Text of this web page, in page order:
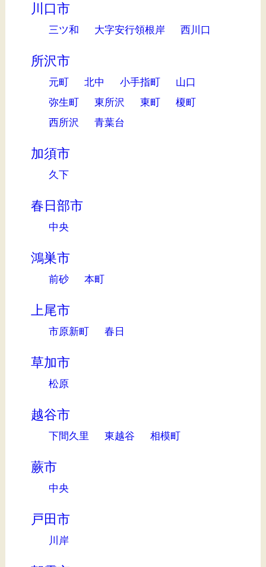
川口市
三ツ和 大字安行領根岸 西川口
所沢市
元町 北中 小手指町
山口
弥生町
東所沢 東町
榎町
西所沢
青葉台
加須市
久下
春日部市
中央
鴻巣市
前砂 本町
上尾市
市原新町 春日
草加市
松原
越谷市
下間久里 東越谷 相模町
蕨市
中央
戸田市
川岸